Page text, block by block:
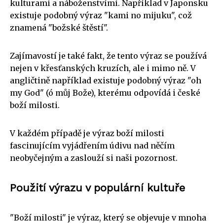
kulturami a náboženstvími. Například v Japonsku
existuje podobný výraz "kami no mijuku", což
znamená "božské štěstí".
Zajímavostí je také fakt, že tento výraz se používá
nejen v křesťanských kruzích, ale i mimo ně. V
angličtině například existuje podobný výraz "oh
my God" (ó můj Bože), kterému odpovídá i české
boží milosti.
V každém případě je výraz boží milosti
fascinujícím vyjádřením údivu nad něčím
neobyčejným a zaslouží si naši pozornost.
Použití výrazu v populární kultuře
"Boží milosti" je výraz, který se objevuje v mnoha